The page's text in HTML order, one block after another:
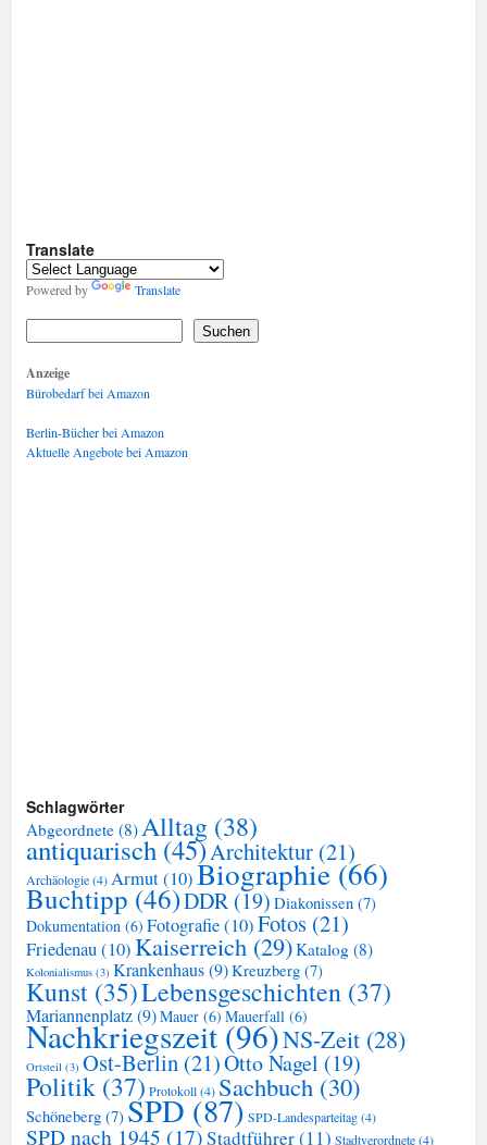
Translate
Powered by Translate
Suchen
Anzeige
Bürobedarf bei Amazon
Berlin-Bücher bei Amazon
Aktuelle Angebote bei Amazon
Schlagwörter
Abgeordnete (8)Alltag (38)
antiquarisch (45)Architektur (21)
Archäologie(4)Armut(10)Biographie(66)
Buchtipp (46)DDR (19) Diakonissen (7)
Dokumentation (6) Fotografie(10)Fotos (21)
Friedenau(10)Kaiserreich(29)Katalog (8)
Kolonialismus (3) Krankenhaus(9)Kreuzberg (7)
Kunst (35)Lebensgeschichten (37)
Mariannenplatz(9)Mauer (6) Mauerfall (6)
Nachkriegszeit(96)NS-Zeit (28)
Ortsteil (3) Ost-Berlin (21)Otto Nagel (19)
Politik (37) Protokoll(4) Sachbuch (30)
Schöneberg (7) SPD(87) SPD-Landesparteitag(4)
SPD nach 1945 (17)Stadtführer(11) Stadtverordnete(4)